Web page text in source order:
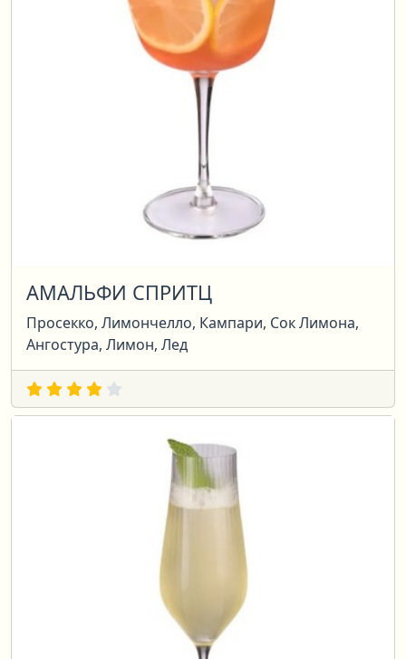
АМАЛЬФИ СПРИТЦ
Просекко, Лимончелло, Кампари, Сок Лимона,
Ангостура, Лимон, Лед